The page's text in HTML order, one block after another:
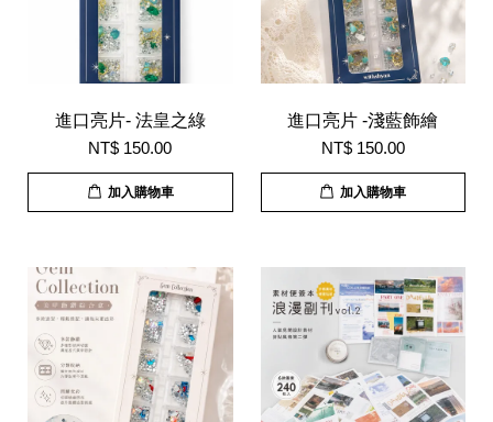
進口亮片- 法皇之綠
NT$ 150.00
加入購物車
進口亮片 -淺藍飾繪
NT$ 150.00
加入購物車